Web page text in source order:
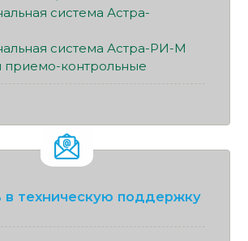
система Астра-
система Астра-РИ-М
контрольные
в техническую поддержку